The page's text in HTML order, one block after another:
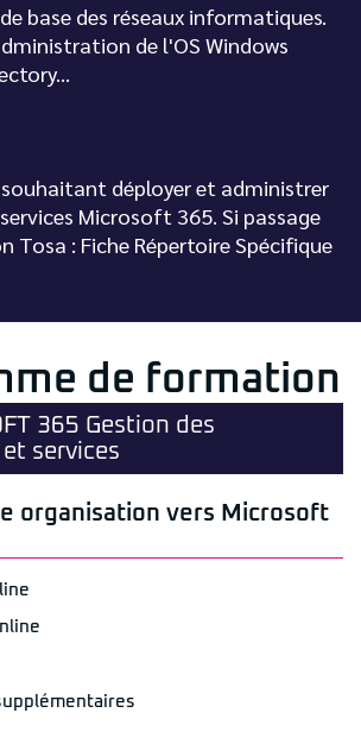
base des réseaux informatiques.
de l'OS Windows
déployer et administrer
Microsoft 365. Si passage
Tosa : Fiche Répertoire Spécifique
de formation
365 Gestion des
services
organisation vers Microsoft